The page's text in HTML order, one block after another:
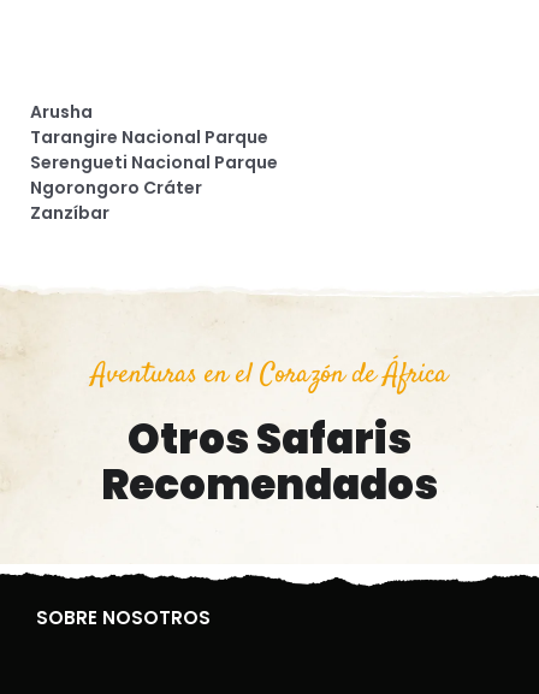
Arusha
Tarangire Nacional Parque
Serengueti Nacional Parque
Ngorongoro Cráter
Zanzíbar
Aventuras en el Corazón de África
Otros Safaris
Recomendados
SOBRE NOSOTROS